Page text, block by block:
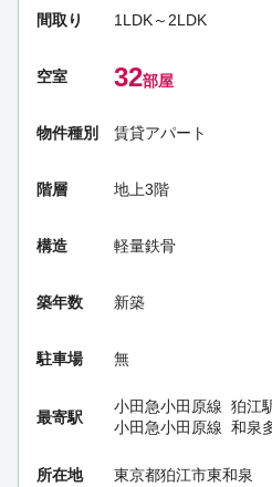
間取り 1LDK～2LDK
空室 32部屋
物件種別 賃貸アパート
階層 地上3階
構造 軽量鉄骨
築年数 新築
駐車場 無
最寄駅
小田急小田原線 狛江
小田急小田原線 和泉
所在地 東京都狛江市東和泉